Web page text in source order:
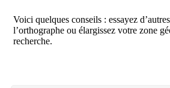
Voici quelques conseils : essayez
l’orthographe ou élargissez votre zone
recherche.